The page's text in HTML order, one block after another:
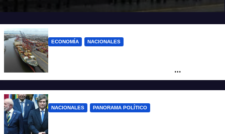
ECONOMÍA NACIONALES
desregulación del practicaje
NACIONALES PANORAMA POLÍTICO